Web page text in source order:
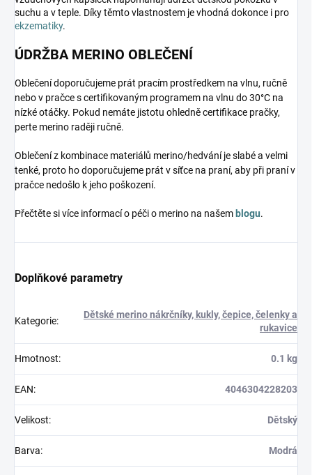
suchu a v teple. Díky těmto vlastnostem je vhodná dokonce i pro
ekzematiky.
ÚDRŽBA MERINO OBLEČENÍ
Oblečení doporučujeme prát pracím prostředkem na vlnu, ručně
nebo v pračce s certifikovaným programem na vlnu do 30°C na
nízké otáčky. Pokud nemáte jistotu ohledně certifikace pračky,
perte merino raději ručně.
Oblečení z kombinace materiálů merino/hedvání je slabé a velmi
tenké, proto ho doporučujeme prát v síťce na praní, aby při praní v
pračce nedošlo k jeho poškození.
Přečtěte si více informací o péči o merino na našem blogu.
Doplňkové parametry
Kategorie:
Dětské merino nákrčníky, kukly, čepice, čelenky a
rukavice
Hmotnost: 0.1 kg
EAN: 4046304228203
Velikost: Dětský
Barva: Modrá